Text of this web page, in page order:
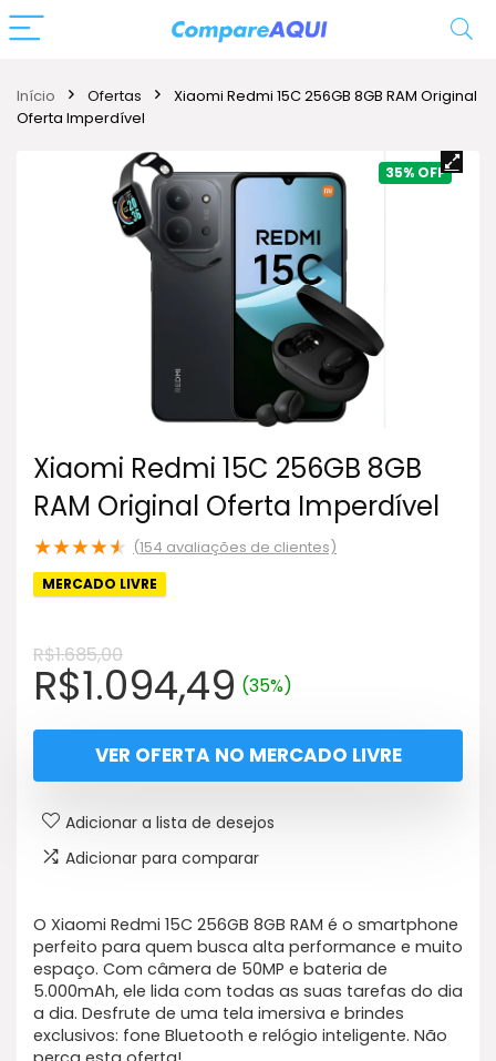
Início Ofertas
Xiaomi Redmi 15C 256GB 8GB RAM Original
Oferta Imperdível
35%
Xiaomi Redmi 15C 256GB 8GB
RAM Original Oferta Imperdível
★★★★★ (154 avaliações de clientes)
MERCADO LIVRE
R$1.685,00
O
preço
original
era:
R$1.685,00.
R$1.094,49O
preço
atual
é:
R$1.094,49.
(35%)
VER OFERTA NO MERCADO LIVRE
Adicionar a lista de desejos
Adicionar para comparar
O Xiaomi Redmi 15C 256GB 8GB RAM é o smartphone
perfeito para quem busca alta performance e muito
espaço. Com câmera de 50MP e bateria de
5.000mAh, ele lida com todas as suas tarefas do dia
a dia. Desfrute de uma tela imersiva e brindes
exclusivos: fone Bluetooth e relógio inteligente. Não